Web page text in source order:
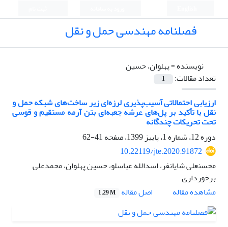
فصلنامه مهندسی حمل و نقل
نویسنده =پهلوان، حسین
تعداد مقالات:
1
ارزیابی احتمالاتی آسیب‌پذیری لرزه‌ای زیر ساخت‌های شبکه حمل و
نقل با تأکید بر پل‌های عرشه جعبه‌ای بتن آرمه مستقیم و قوسی
تحت تحریکات چندگانه
دوره 12، شماره 1، پاییز 1399، صفحه
41-62
10.22119/jte.2020.91872
محسنعلی شایانفر، اسدالله عباسلو، حسین پهلوان، محمدعلی
برخورداری
مشاهده مقاله
اصل مقاله 1.29 M